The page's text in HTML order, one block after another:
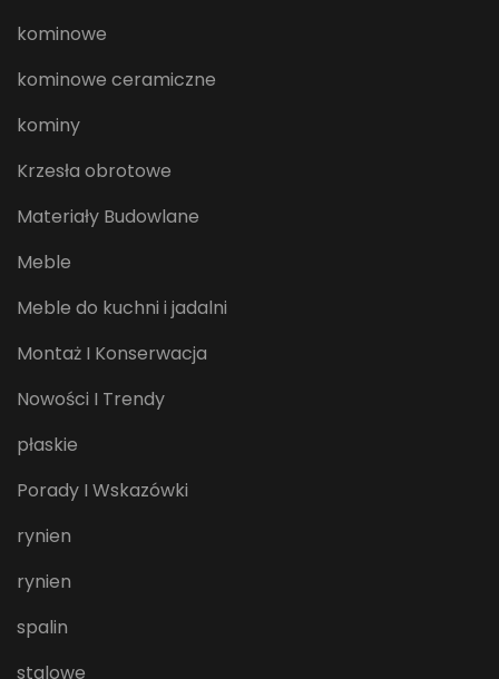
kominowe
kominowe ceramiczne
kominy
Krzesła obrotowe
Materiały Budowlane
Meble
Meble do kuchni i jadalni
Montaż I Konserwacja
Nowości I Trendy
płaskie
Porady I Wskazówki
rynien
rynien
spalin
stalowe